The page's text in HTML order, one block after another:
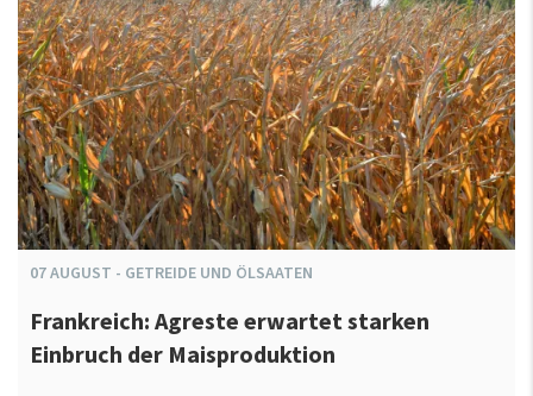
07AUGUST - GETREIDE UND ÖLSAATEN
Frankreich: Agreste erwartet starken
Einbruch der Maisproduktion